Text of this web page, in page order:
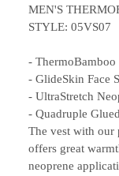
MEN'S
STYLE: 05VS07
-
- GlideSkin Face
- UltraStretch
- Quadruple
The vest with our
offers great
neoprene